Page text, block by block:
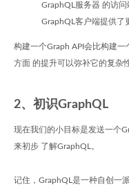
GraphQL服务器 的访
GraphQL客户端提供了
构建一个Graph API会比构建一
方面 的提升可以弥补它的复杂
2、初识GraphQL
现在我们的小目标是发送一个
来初步 了解GraphQL。
记住，GraphQL是一种自创一